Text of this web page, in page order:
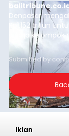
Denpasar
Rp1,152 triliun
warga
garis
guna menjaga
kelompok desil 5
merosot ke
Submitted by
Iklan